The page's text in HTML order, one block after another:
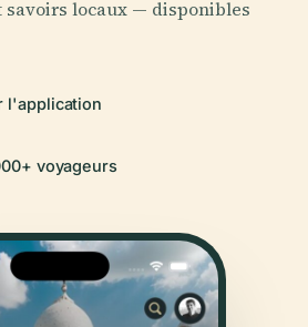
locaux — disponibles
l'application
voyageurs